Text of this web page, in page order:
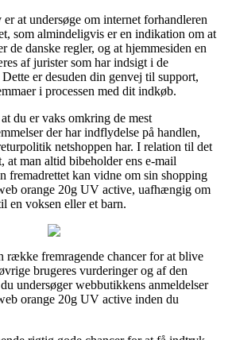
at undersøge om internet forhandleren
som almindeligvis er en indikation om at
de danske regler, og at hjemmesiden en
af jurister som har indsigt i de
er desuden din genvej til support,
i processen med dit indkøb.
du er vaks omkring de mest
der har indflydelse på handlen,
netshoppen har. I relation til det
at man altid bibeholder ens e-mail
fremadrettet kan vidne om sin shopping
orange 20g UV active, uafhængig om
en voksen eller et barn.
række fremragende chancer for at blive
brugeres vurderinger og af den
undersøger webbutikkens anmeldelser
orange 20g UV active inden du